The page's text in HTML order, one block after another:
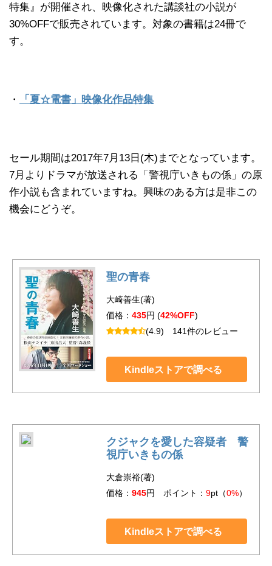
特集』が開催され、映像化された講談社の小説が
30%OFFで販売されています。対象の書籍は24冊で
す。
・ 「夏☆電書」映像化作品特集
セール期間は2017年7月13日(木)までとなっています。
7月よりドラマが放送される「警視庁いきもの係」の原
作小説も含まれていますね。興味のある方は是非この
機会にどうぞ。
聖の青春
大崎善生(著)
価格： 435円 (42%OFF)
(4.9) 141件のレビュー
Kindleストアで調べる
クジャクを愛した容疑者 警
視庁いきもの係
大倉崇裕(著)
価格： 945円 ポイント： 9pt（0%）
Kindleストアで調べる